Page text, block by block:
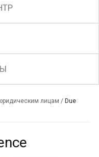
лицам / Due